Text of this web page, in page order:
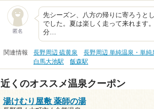
匿名
先シーズン、八方の帰りに寄ろうと
でした。夏は楽しく走って来れます
分…
関連情報 長野周辺 硫黄泉 長野周辺 単純温泉・単純
白馬大池駅
飯森駅
近くのオススメ温泉クーポン
湯けむり屋敷 薬師の湯